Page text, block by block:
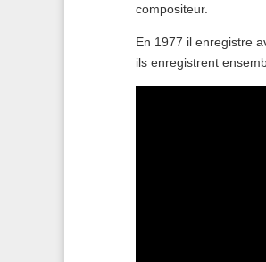
compositeur.
En 1977 il enregistre
ils enregistrent